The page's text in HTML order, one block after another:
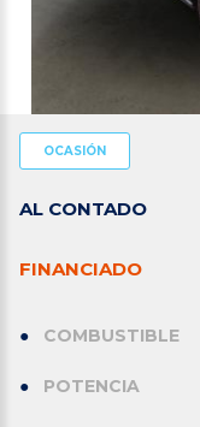
OCASIÓN
AL CONTADO
FINANCIADO
COMBUSTIBLE
POTENCIA